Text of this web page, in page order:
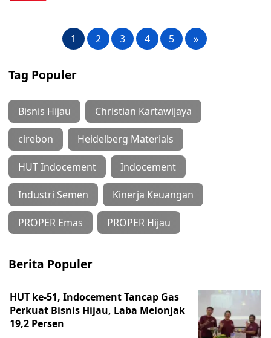
1 2 3 4 5 »
Tag Populer
Bisnis Hijau Christian Kartawijaya
cirebon Heidelberg Materials
HUT Indocement Indocement
Industri Semen Kinerja Keuangan
PROPER Emas PROPER Hijau
Berita Populer
HUT ke-51, Indocement Tancap Gas
Perkuat Bisnis Hijau, Laba Melonjak
19,2 Persen